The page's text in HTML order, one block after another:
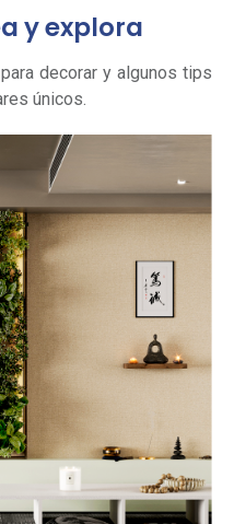
y explora
decorar y algunos tips
únicos.